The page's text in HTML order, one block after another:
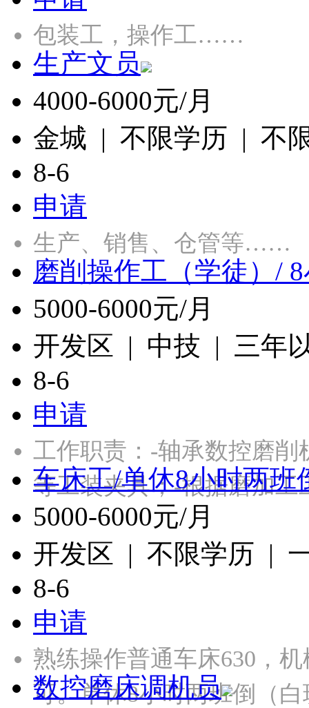
包装工，操作工……
生产文员
4000-6000元/月
金城 | 不限学历 | 不
8-6
申请
生产、销售、仓管等……
磨削操作工（学徒）/
5000-6000元/月
开发区 | 中技 | 三年
8-6
申请
工作职责：-轴承数控磨
等工装夹具；-根据磨加
车床工/单休8小时两班
5000-6000元/月
开发区 | 不限学历 |
8-6
申请
熟练操作普通车床630，
可。单休8小时两班倒（
数控磨床调机员